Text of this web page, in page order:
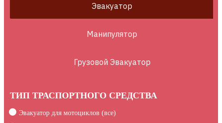
Эвакуатор
Манипулятор
Грузовой Эвакуатор
ТИП ТРАСПОРТНОГО СРЕДСТВА
Эвакуатор для мотоциклов (все)